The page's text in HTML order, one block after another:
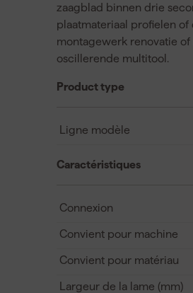
zaagblad binnen drie
plaatmateriaal profielen
montagewerk renovatie
oscillerende multitool.
Product type
Ligne modèle
Caractéristiques
Connexion
Convient pour machine
Convient pour matériau
Largeur de la lame (mm)